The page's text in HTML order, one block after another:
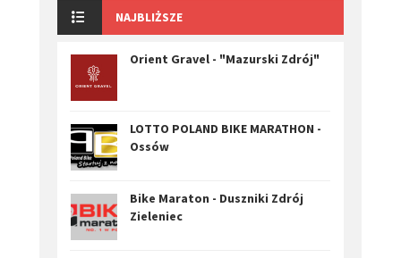
NAJBLIŻSZE
Orient Gravel - "Mazurski Zdrój"
LOTTO POLAND BIKE MARATHON -
Ossów
Bike Maraton - Duszniki Zdrój
Zieleniec